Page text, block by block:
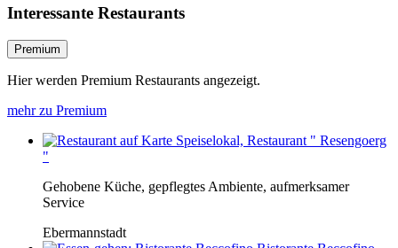
Interessante Restaurants
Premium
Hier werden Premium Restaurants angezeigt.
mehr zu Premium
Speiselokal, Restaurant " Resengoerg
"
Gehobene Küche, gepflegtes Ambiente, aufmerksamer
Service
Ebermannstadt